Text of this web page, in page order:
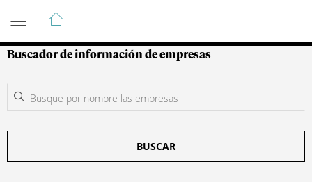
Guía de Empresas Colombianas
Buscador de información de empresas
BUSCAR